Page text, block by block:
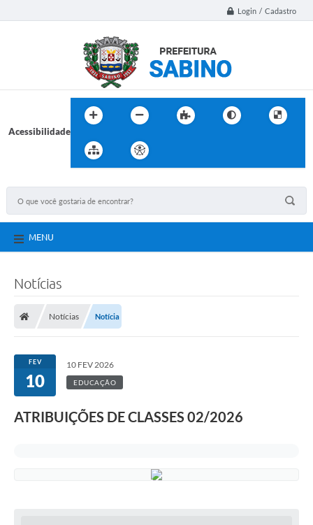
Login / Cadastro
Acessibilidade
MENU
Notícias
Notícias Notícia
FEV
10
10 FEV 2026
EDUCAÇÃO
ATRIBUIÇÕES DE CLASSES 02/2026